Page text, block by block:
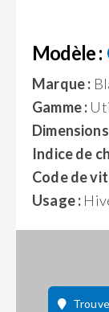
Modèle :
Marque :
Gamme :
Indice de
Code de
Usage :